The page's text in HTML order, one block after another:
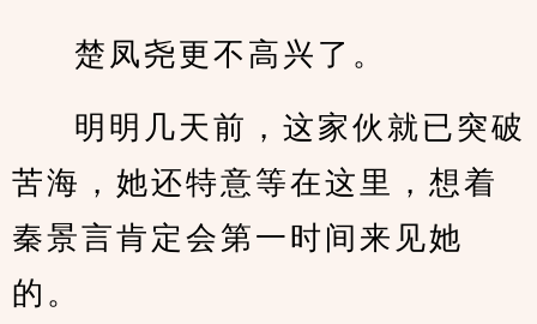
楚凤尧更不高兴了。
明明几天前，这家伙就已突破
苦海，她还特意等在这里，想着
秦景言肯定会第一时间来见她
的。